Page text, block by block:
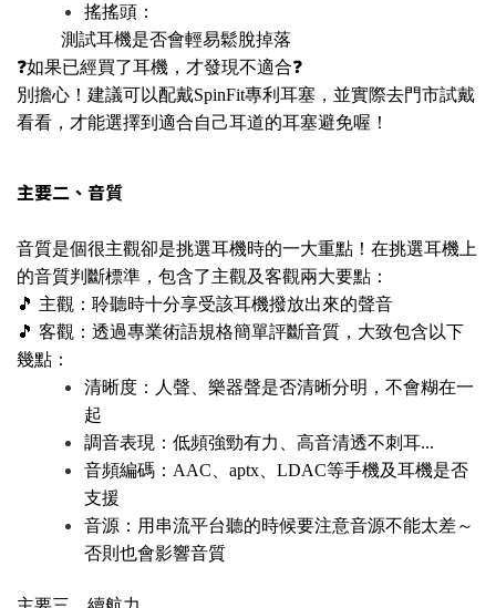
搖搖頭：
測試耳機是否會輕易鬆脫掉落
❓如果已經買了耳機，才發現不適合❓
別擔心！建議可以配戴SpinFit專利耳塞，並實際去門市試戴
看看，才能選擇到適合自己耳道的耳塞避免喔！
主要二、音質
音質是個很主觀卻是挑選耳機時的一大重點！在挑選耳機上
的音質判斷標準，包含了主觀及客觀兩大要點：
🎵 主觀：聆聽時十分享受該耳機撥放出來的聲音
🎵 客觀：透過專業術語規格簡單評斷音質，大致包含以下
幾點：
清晰度：人聲、樂器聲是否清晰分明，不會糊在一
起
調音表現：低頻強勁有力、高音清透不刺耳...
音頻編碼：AAC、aptx、LDAC等手機及耳機是否
支援
音源：用串流平台聽的時候要注意音源不能太差～
否則也會影響音質